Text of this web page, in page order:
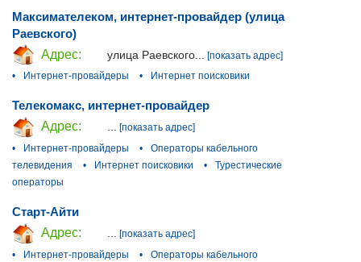
Максимателеком, интернет-провайдер (улица
Раевского)
Адрес:
улица Раевского...
[показать адрес]
•
Интернет-провайдеры • Интернет поисковики
Телекомакс, интернет-провайдер
Адрес:
... [показать адрес]
•
Интернет-провайдеры •
Операторы кабельного
телевидения
• Интернет поисковики •
Турестические
операторы
Старт-Айти
Адрес:
[показать адрес]
•
Интернет-провайдеры •
Операторы кабельного